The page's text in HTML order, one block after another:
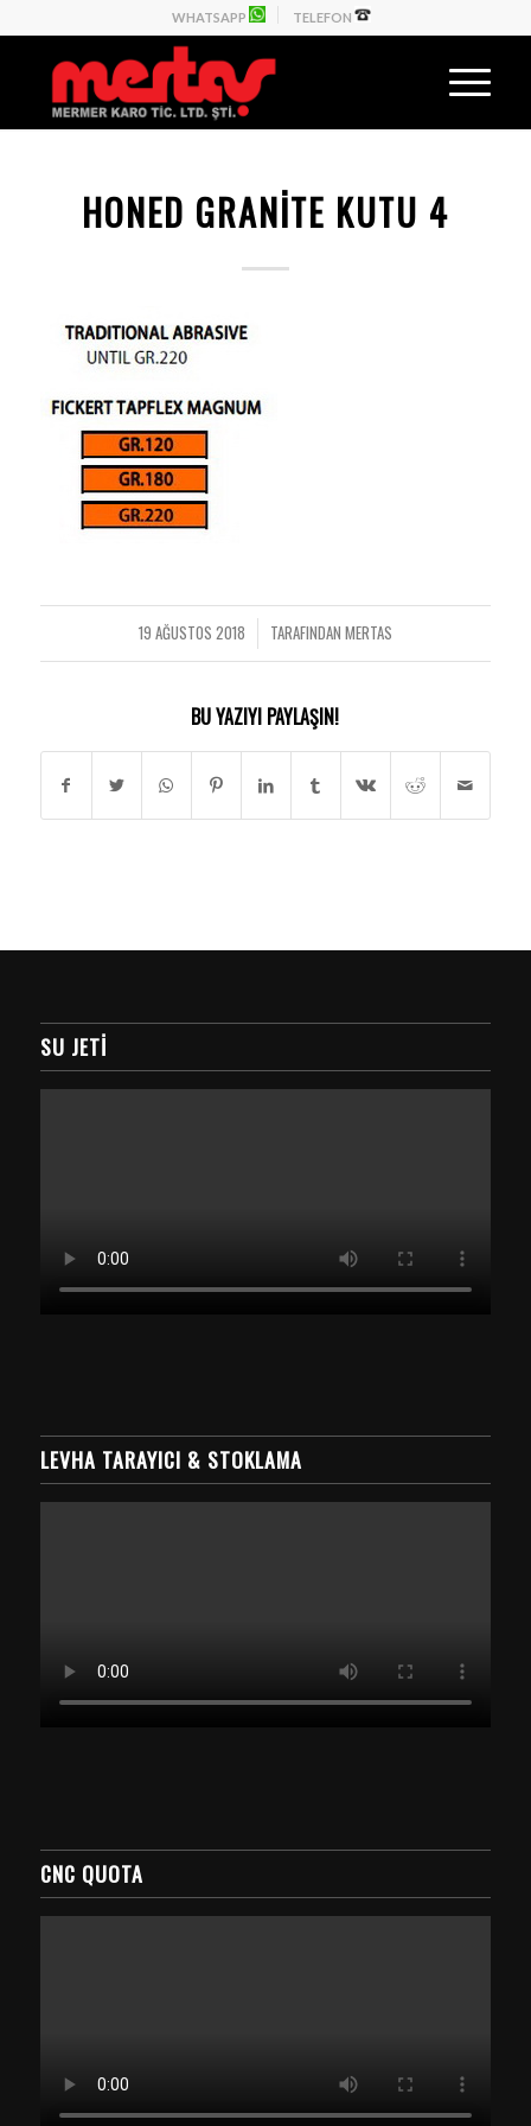
WHATSAPP TELEFON
HONED GRANITE KUTU 4
19 AĞUSTOS 2018
/ TARAFINDAN MERTAS
BU YAZIYI PAYLAŞIN!
SU JETI
LEVHA TARAYICI & STOKLAMA
CNC QUOTA